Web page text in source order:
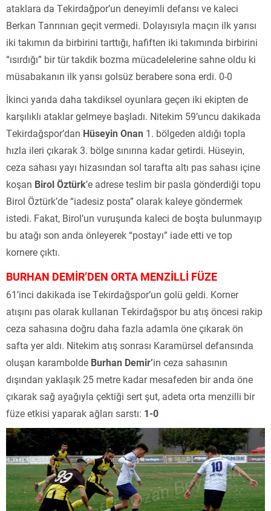
ataklara da Tekirdağpor’un deneyimli defansı ve kaleci
Berkan Tanrınıan geçit vermedi. Dolayısıyla maçın ilk yarısı
iki takımın da birbirini tarttığı, hafiften iki takımında birbirini
“ısırdığı” bir tür takdik bozma mücadelelerine sahne oldu ki
müsabakanın ilk yarısı golsüz berabere sona erdi. 0-0
İkinci yarıda daha takdiksel oyunlara geçen iki ekipten de
karşılıklı ataklar gelmeye başladı. Nitekim 59’uncu dakikada
Tekirdağspor’dan Hüseyin Onan 1. bölgeden aldığı topla
hızla ileri çıkarak 3. bölge sınırına kadar getirdi. Hüseyin,
ceza sahası yayı hizasından sol tarafta altı pas sahası içine
koşan Birol Öztürk’e adrese teslim bir pasla gönderdiği topu
Birol Öztürk’de “iadesiz posta” olarak kaleye göndermek
istedi. Fakat, Birol’un vuruşunda kaleci de boşta bulunmayıp
bu atağı son anda önleyerek “postayı” iade etti ve top
kornere çıktı.
BURHAN DEMİR’DEN ORTA MENZİLLİ FÜZE
61’inci dakikada ise Tekirdağspor’un golü geldi. Korner
atışını pas olarak kullanan Tekirdağspor bu atış öncesi rakip
ceza sahasına doğru daha fazla adamla öne çıkarak ön
safta yer aldı. Nitekim atış sonrası Karamürsel defansında
oluşan karambolde Burhan Demir’in ceza sahasının
dışından yaklaşık 25 metre kadar mesafeden bir anda öne
çıkarak sağ ayağıyla çektiği sert şut, adeta orta menzilli bir
füze etkisi yaparak ağları sarstı: 1-0